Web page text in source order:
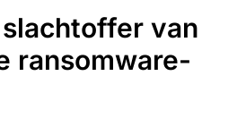
van
ransomware-